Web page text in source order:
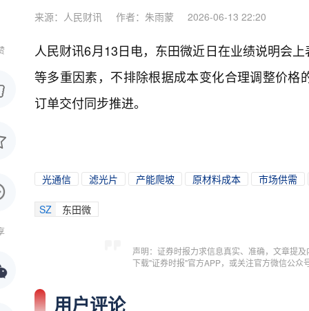
来源：人民财讯 作者：朱雨蒙 2026-06-13 22:20
人民财讯6月13日电， 东田微近日在业绩说明会
等多重因素，不排除根据成本变化合理调整价
订单交付同步推进。
光通信 滤光片 产能爬坡 原材料成本 市场供需
SZ 东田微
声明：证券时报力求信息真实、准确，文章提
下载"证券时报"官方APP，或关注官方微信公
用户评论